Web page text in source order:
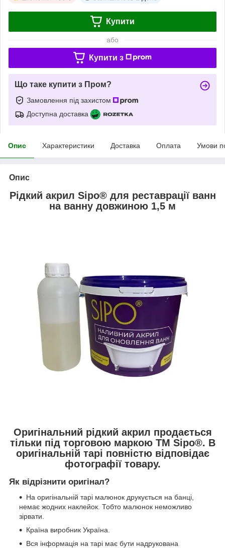
Купити
або
Купити з
Що таке купити з Пром?
Замовлення під захистом
Доступна доставка
Опис Характеристики Доставка Оплата Умови
Опис
Рідкий акрил Sipo®для реставрації ванн
на ванну довжиною 1,5 м
Оригінальний рідкий акрил продається
тільки під торговою маркою ТМ Sipo®. В
оригінальній тарі повністю відповідає
фотографії товару.
Як відрізнити оригінал?
На оригінальній тарі малюнок друкується на банці,
немає жодних наклейок. Тобто малюнок неможливо
зірвати.
Країна виробник Україна.
Вся інформація на тарі має бути надрукована